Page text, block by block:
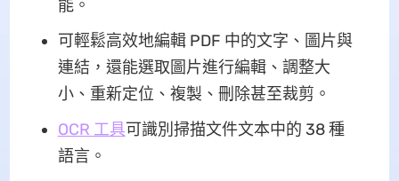
能。
可輕鬆高效地編輯 PDF 中的文字、圖片與
連結，還能選取圖片進行編輯、調整大
小、重新定位、複製、刪除甚至裁剪。
OCR 工具可識別掃描文件文本中的 38 種
語言。